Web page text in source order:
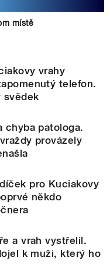
místě
vrahy
telefon.
svědek
chyba patologa.
provázely
pro Kuciakovy
někdo
a vrah vystřelil.
k muži, který ho